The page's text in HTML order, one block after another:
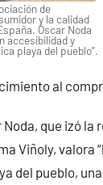
de
y la calidad
Óscar Noda
accesibilidad y
playa del pueblo”.
al
Noda, que izó
Viñoly,
del pueblo,